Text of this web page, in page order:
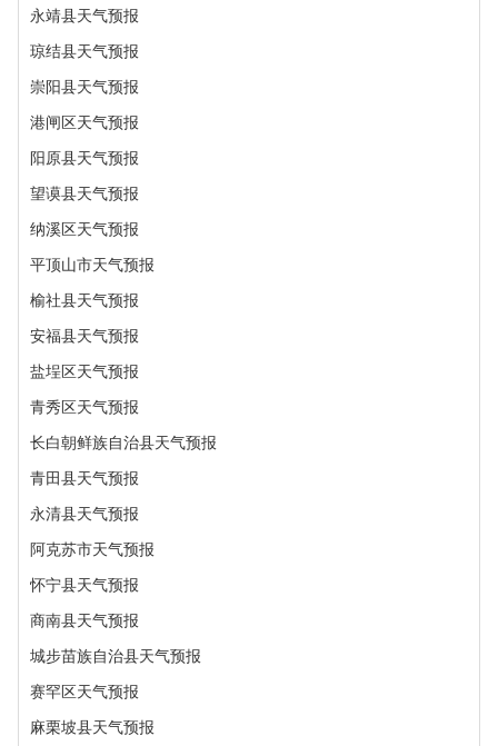
永靖县天气预报
琼结县天气预报
崇阳县天气预报
港闸区天气预报
阳原县天气预报
望谟县天气预报
纳溪区天气预报
平顶山市天气预报
榆社县天气预报
安福县天气预报
盐埕区天气预报
青秀区天气预报
长白朝鲜族自治县天气预报
青田县天气预报
永清县天气预报
阿克苏市天气预报
怀宁县天气预报
商南县天气预报
城步苗族自治县天气预报
赛罕区天气预报
麻栗坡县天气预报